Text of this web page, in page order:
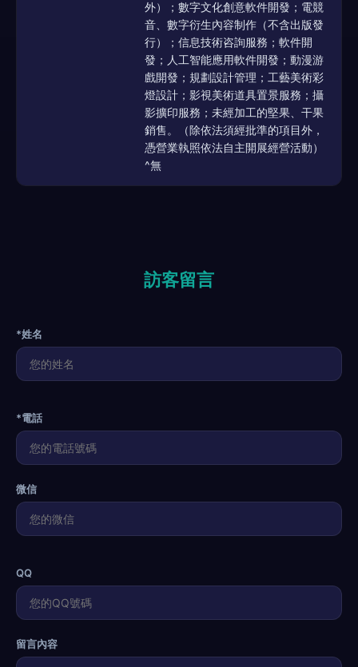
外）；數字文化創意軟件開發；電競
音、數字衍生內容制作（不含出版發
行）；信息技術咨詢服務；軟件開
發；人工智能應用軟件開發；動漫游
戲開發；規劃設計管理；工藝美術彩
燈設計；影視美術道具置景服務；攝
影擴印服務；未經加工的堅果、干果
銷售。（除依法須經批準的項目外，
憑營業執照依法自主開展經營活動）
^無
訪客留言
*姓名
*電話
微信
QQ
留言內容